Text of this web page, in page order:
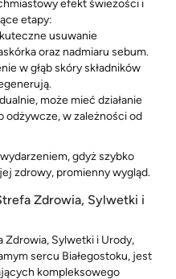
efekt świeżości i
etapy:
usuwanie
oraz nadmiaru sebum.
w głąb skóry składników
może mieć działanie
odżywcze, w zależności od
gdyż szybko
zdrowy, promienny wygląd.
Zdrowia, Sylwetki i
Zdrowia, Sylwetki i Urody,
sercu Białegostoku, jest
kompleksowego